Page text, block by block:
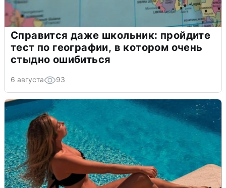
Справится даже школьник: пройдите
тест по географии, в котором очень
стыдно ошибиться
6 августа 93